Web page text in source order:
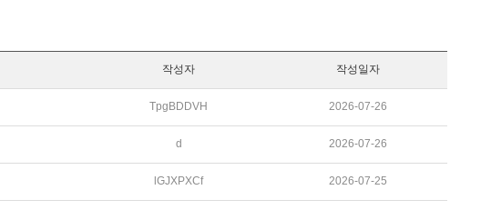
작성자 작성일자
TpgBDDVH 2026-07-26
d 2026-07-26
lGJXPXCf 2026-07-25